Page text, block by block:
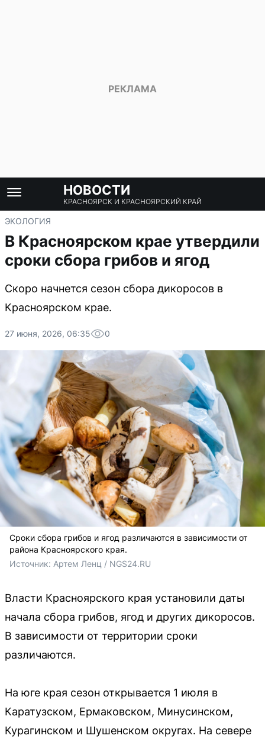
НОВОСТИ
КРАСНОЯРСК И КРАСНОЯРСКИЙ КРАЙ
ЭКОЛОГИЯ
В Красноярском крае утвердили
сроки сбора грибов и ягод
Скоро начнется сезон сбора дикоросов в
Красноярском крае.
27 июня, 2026, 06:35 0
Сроки сбора грибов и ягод различаются в зависимости от
района Красноярского края.
Источник: Артем Ленц / NGS24.RU
Власти Красноярского края установили даты
начала сбора грибов, ягод и других дикоросов.
В зависимости от территории сроки
различаются.
На юге края сезон открывается 1 июля в
Каратузском, Ермаковском, Минусинском,
Курагинском и Шушенском округах. На севере